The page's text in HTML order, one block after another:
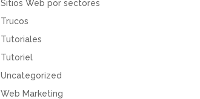
Sitios Web por sectores
Trucos
Tutoriales
Tutoriel
Uncategorized
Web Marketing